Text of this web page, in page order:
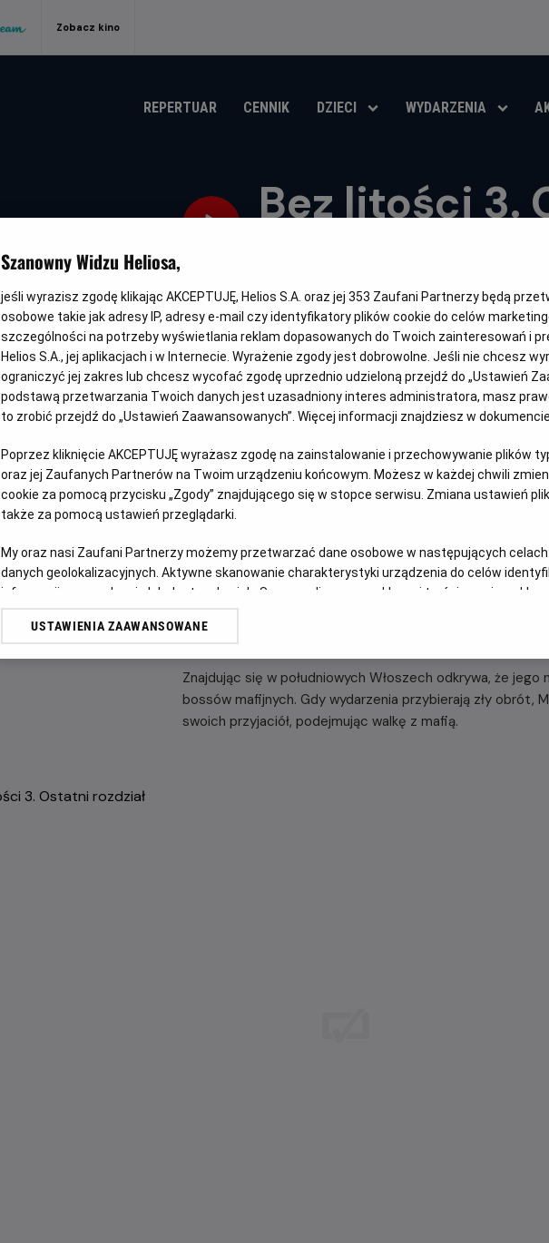
Zobacz kino
REPERTUAR CENNIK DZIECI WYDARZENIA
Bez litości 3.
tytuł
wiek
OBSERWUJ
NAPISY
OPIS FILMU
Dwukrotny zdobywca Oscara® Denzel Washington
postać Roberta McCalla - byłego żołnierza sił
nie potrafi innym odmówić pomocy.
Od czasu porzucenia życia jako płatny zabójca
próbuje pogodzić się z przerażającymi rzeczami, które
sprawiedliwości w imieniu potrzebujących.
Znajdując się w południowych Włoszech odkrywa, że
bossów mafijnych. Gdy wydarzenia przybierają zły obrót,
swoich przyjaciół, podejmując walkę z mafią.
Szanowny Widzu Heliosa,
jeśli wyrazisz zgodę klikając AKCEPTUJĘ, Helios S.A. oraz jej 353 Zaufani Partnerzy będą
osobowe takie jak adresy IP, adresy e-mail czy identyfikatory plików cookie do celów
szczególności na potrzeby wyświetlania reklam dopasowanych do Twoich zainteresowań i
Helios S.A., jej aplikacjach i w Internecie. Wyrażenie zgody jest dobrowolne. Jeśli nie chcesz
ograniczyć jej zakres lub chcesz wycofać zgodę uprzednio udzieloną przejdź do „Ustawień
podstawą przetwarzania Twoich danych jest uzasadniony interes administratora, masz
to zrobić przejdź do „Ustawień Zaawansowanych”. Więcej informacji znajdziesz w dokumencie
Poprzez kliknięcie AKCEPTUJĘ wyrażasz zgodę na zainstalowanie i przechowywanie plików
oraz jej Zaufanych Partnerów na Twoim urządzeniu końcowym. Możesz w każdej chwili
cookie za pomocą przycisku „Zgody” znajdującego się w stopce serwisu. Zmiana ustawień
także za pomocą ustawień przeglądarki.
My oraz nasi Zaufani Partnerzy możemy przetwarzać dane osobowe w następujących celach:
danych geolokalizacyjnych. Aktywne skanowanie charakterystyki urządzenia do celów
informacji na urządzeniu lub dostęp do nich. Spersonalizowane reklamy i treści, pomiar reklam
odbiorców i ulepszanie usług.
USTAWIENIA ZAAWANSOWANE